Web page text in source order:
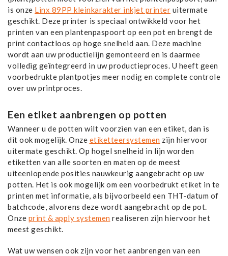
is onze Linx 89PP kleinkarakter inkjet printer uitermate
geschikt. Deze printer is speciaal ontwikkeld voor het
printen van een plantenpaspoort op een pot en brengt de
print contactloos op hoge snelheid aan. Deze machine
wordt aan uw productielijn gemonteerd en is daarmee
volledig geïntegreerd in uw productieproces. U heeft geen
voorbedrukte plantpotjes meer nodig en complete controle
over uw printproces.
Een etiket aanbrengen op potten
Wanneer u de potten wilt voorzien van een etiket, dan is
dit ook mogelijk. Onze etiketteersystemen zijn hiervoor
uitermate geschikt. Op hogel snelheid in lijn worden
etiketten van alle soorten en maten op de meest
uiteenlopende posities nauwkeurig aangebracht op uw
potten. Het is ook mogelijk om een voorbedrukt etiket in te
printen met informatie, als bijvoorbeeld een THT-datum of
batchcode, alvorens deze wordt aangebracht op de pot.
Onze print & apply systemen realiseren zijn hiervoor het
meest geschikt.
Wat uw wensen ook zijn voor het aanbrengen van een